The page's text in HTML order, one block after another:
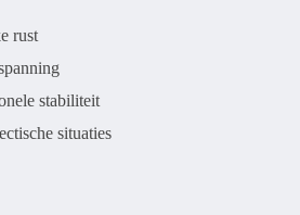
rust
stabiliteit
situaties